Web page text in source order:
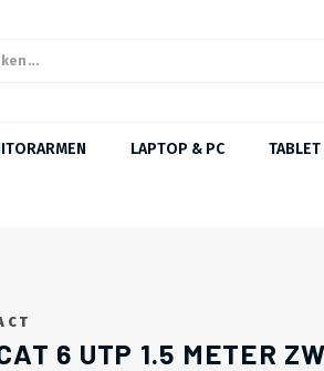
LAPTOP & PC
6 UTP 1.5 METER